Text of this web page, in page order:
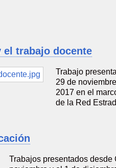
trabajo docente
Trabajo
29 de
2017 en el
de la Red
Trabajos presentados desde